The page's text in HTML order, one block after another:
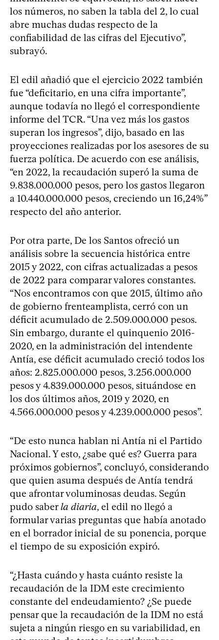
los números, no saben la tabla del 2, lo cual
abre muchas dudas respecto de la
confiabilidad de las cifras del Ejecutivo”,
subrayó.
El edil añadió que el ejercicio 2022 también
fue “deficitario, en una cifra importante”,
aunque todavía no llegó el correspondiente
informe del TCR. “Una vez más los gastos
superan los ingresos”, dijo, basado en las
proyecciones realizadas por los asesores de su
fuerza política. De acuerdo con ese análisis,
“en 2022, la recaudación superó la suma de
9.838.000.000 pesos, pero los gastos llegaron
a 10.440.000.000 pesos, creciendo un 16,24%”
respecto del año anterior.
Por otra parte, De los Santos ofreció un
análisis sobre la secuencia histórica entre
2015 y 2022, con cifras actualizadas a pesos
de 2022 para comparar valores constantes.
“Nos encontramos con que 2015, último año
de gobierno frenteamplista, cerró con un
déficit acumulado de 2.509.000.000 pesos.
Sin embargo, durante el quinquenio 2016-
2020, en la administración del intendente
Antía, ese déficit acumulado creció todos los
años: 2.825.000.000 pesos, 3.256.000.000
pesos y 4.839.000.000 pesos, situándose en
los dos últimos años, 2019 y 2020, en
4.566.000.000 pesos y 4.239.000.000 pesos”.
“De esto nunca hablan ni Antía ni el Partido
Nacional. Y esto, ¿sabe qué es? Guerra para
próximos gobiernos”, concluyó, considerando
que quien asuma después de Antía tendrá
que afrontar voluminosas deudas. Según
pudo saberla diaria, el edil no llegó a
formular varias preguntas que había anotado
en el borrador inicial de su ponencia, porque
el tiempo de su exposición expiró.
“¿Hasta cuándo y hasta cuánto resiste la
recaudación de la IDM este crecimiento
constante del endeudamiento? ¿Se puede
pensar que la recaudación de la IDM no está
sujeta a ningún riesgo en su variabilidad, en